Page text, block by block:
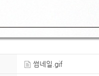
썸네일.gif